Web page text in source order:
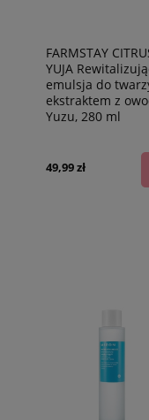
FARMSTAY
YUJA
emulsja do
ekstraktem z
Yuzu, 280 ml
49,99 zł